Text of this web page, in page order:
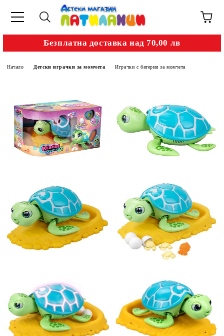
Безплатна доставка над 70,00 лв
Начало Детски играчки за момчета Играчки с батерии за момчета